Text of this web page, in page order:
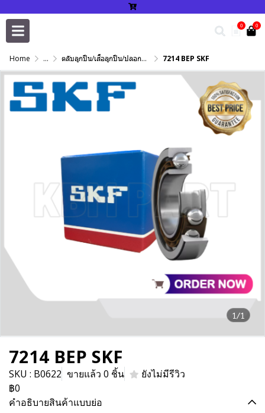
0 0
Home ... ตลับลูกปืน/เสื้อลูกปืน/ปลอกปรับเพลา/แหวนกำหนด/เพลาฮาร์ดโครม 7214 BEP SKF
1/1
7214 BEP SKF
SKU : B0622 ขายแล้ว 0 ชิ้น
ยังไม่มีรีวิว
฿0
คำอธิบายสินค้าแบบย่อ